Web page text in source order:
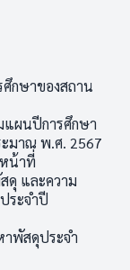
กษาของสถาน
แผนปีการศึกษา
ะมาณ พ.ศ. 2567
น้าที่
ดุ และความ
ระจำปี
าพัสดุประจำ